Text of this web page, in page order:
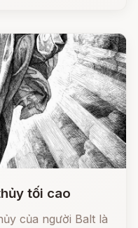
tối cao
của người Balt là